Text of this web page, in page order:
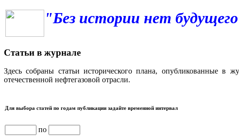
"Без истории нет
Статьи в журнале
Здесь собраны статьи исторического плана, опубликованные в
отечественной нефтегазовой отрасли.
Для выбора статей по годам публикации задайте временной интервал
по